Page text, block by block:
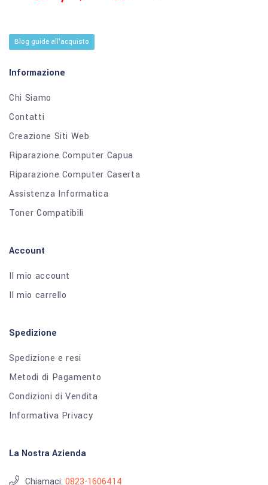
Blog guide all'acquisto
Informazione
Chi Siamo
Contatti
Creazione Siti Web
Riparazione Computer Capua
Riparazione Computer Caserta
Assistenza Informatica
Toner Compatibili
Account
Il mio account
Il mio carrello
Spedizione
Spedizione e resi
Metodi di Pagamento
Condizioni di Vendita
Informativa Privacy
La Nostra Azienda
Chiamaci: 0823-1606414